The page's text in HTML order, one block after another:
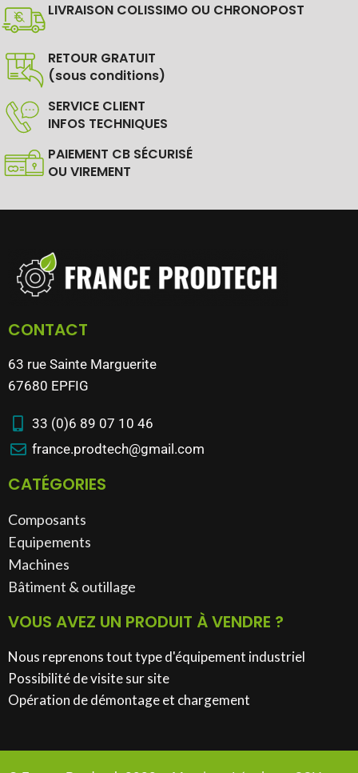
LIVRAISON COLISSIMO OU CHRONOPOST
RETOUR GRATUIT
(sous conditions)
SERVICE CLIENT
INFOS TECHNIQUES
PAIEMENT CB SÉCURISÉ
OU VIREMENT
CONTACT
63 rue Sainte Marguerite
67680 EPFIG
33 (0)6 89 07 10 46
france.prodtech@gmail.com
CATÉGORIES
Composants
Equipements
Machines
Bâtiment & outillage​
VOUS AVEZ UN PRODUIT À VENDRE ?
Nous reprenons tout type d'équipement industriel
Possibilité de visite sur site
Opération de démontage et chargement